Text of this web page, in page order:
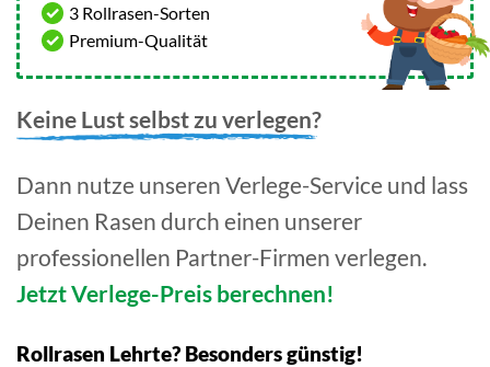
3 Rollrasen-Sorten
Premium-Qualität
Keine Lust selbst zu verlegen?
Dann nutze unseren Verlege-Service und lass
Deinen Rasen durch einen unserer
professionellen Partner-Firmen verlegen.
Jetzt Verlege-Preis berechnen!
Rollrasen Lehrte? Besonders günstig!